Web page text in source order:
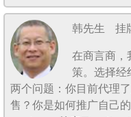
韩先生
挂
在商言商，
策。选择经
两个问题：你目前代理
售？你是如何推广自己